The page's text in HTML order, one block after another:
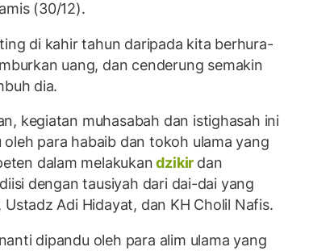
(30/12).
di kahir tahun daripada kita berhura-
uang, dan cenderung semakin
dia.
kegiatan muhasabah dan istighasah ini
para habaib dan tokoh ulama yang
dalam melakukandzikir dan
dengan tausiyah dari dai-dai yang
Adi Hidayat, dan KH Cholil Nafis.
dipandu oleh para alim ulama yang